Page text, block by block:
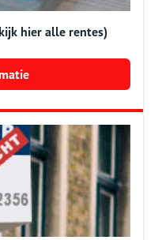
hier alle rentes)